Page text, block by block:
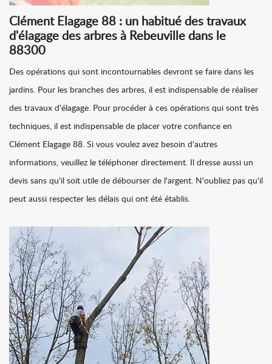
Clément Elagage 88 : un habitué des travaux
d'élagage des arbres à Rebeuville dans le
88300
Des opérations qui sont incontournables devront se faire dans les
jardins. Pour les branches des arbres, il est indispensable de réaliser
des travaux d'élagage. Pour procéder à ces opérations qui sont très
techniques, il est indispensable de placer votre confiance en
Clément Elagage 88. Si vous voulez avez besoin d'autres
informations, veuillez le téléphoner directement. Il dresse aussi un
devis sans qu'il soit utile de débourser de l'argent. N'oubliez pas qu'il
peut aussi respecter les délais qui ont été établis.